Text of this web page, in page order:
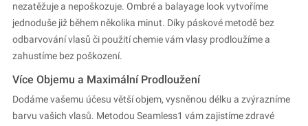
nezatěžuje a nepoškozuje. Ombré a balayage look vytvoříme
jednoduše již během několika minut. Díky páskové metodě bez
odbarvování vlasů či použití chemie vám vlasy prodloužíme a
zahustíme bez poškození.
Více Objemu a Maximální Prodloužení
Dodáme vašemu účesu větší objem, vysněnou délku a zvýrazníme
barvu vašich vlasů. Metodou Seamless1 vám zajistíme zdravé